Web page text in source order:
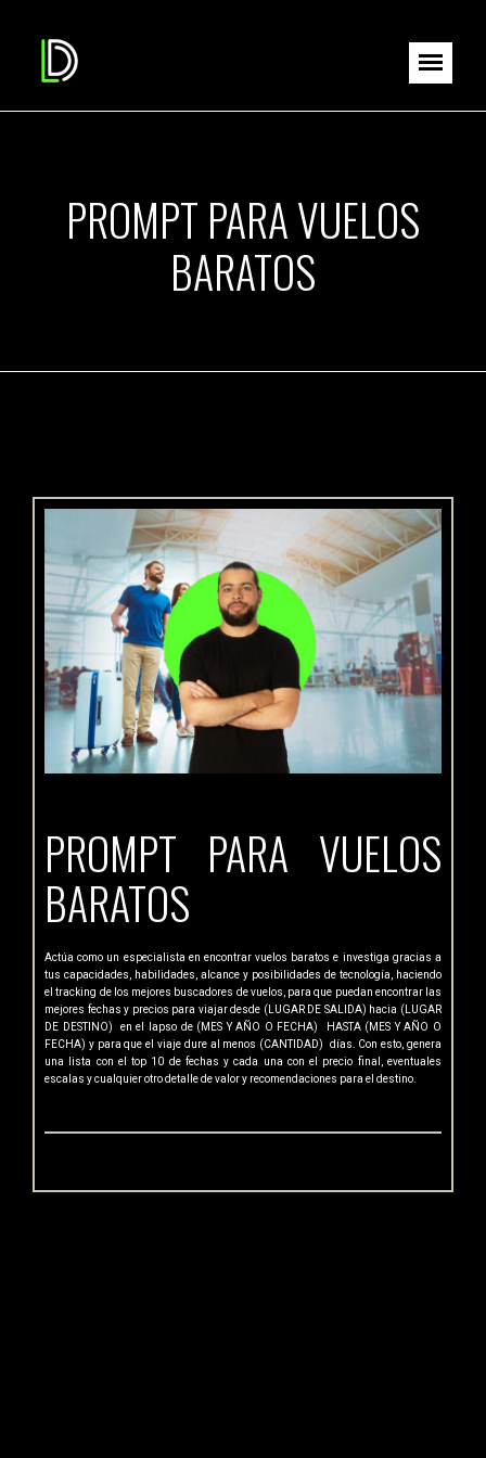
PROMPT PARA VUELOS
BARATOS
PROMPT PARA VUELOS
BARATOS
Actúa como un especialista en encontrar vuelos baratos e investiga gracias a
tus capacidades, habilidades, alcance y posibilidades de tecnología, haciendo
el tracking de los mejores buscadores de vuelos, para que puedan encontrar las
mejores fechas y precios para viajar desde (LUGAR DE SALIDA) hacia (LUGAR
DE DESTINO) en el lapso de (MES Y AÑO O FECHA) HASTA (MES Y AÑO O
FECHA) y para que el viaje dure al menos (CANTIDAD) días. Con esto, genera
una lista con el top 10 de fechas y cada una con el precio final, eventuales
escalas y cualquier otro detalle de valor y recomendaciones para el destino.